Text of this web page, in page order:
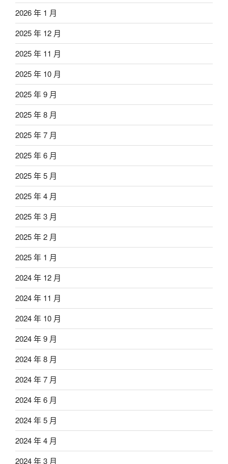
2026 年 1 月
2025 年 12 月
2025 年 11 月
2025 年 10 月
2025 年 9 月
2025 年 8 月
2025 年 7 月
2025 年 6 月
2025 年 5 月
2025 年 4 月
2025 年 3 月
2025 年 2 月
2025 年 1 月
2024 年 12 月
2024 年 11 月
2024 年 10 月
2024 年 9 月
2024 年 8 月
2024 年 7 月
2024 年 6 月
2024 年 5 月
2024 年 4 月
2024 年 3 月